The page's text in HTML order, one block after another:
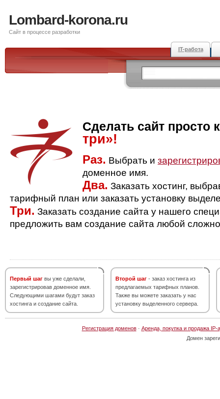
Lombard-korona.ru
Сайт в процессе разработки
IT-работа
Сделать сайт просто
три»!
Раз. Выбрать и
доменное имя.
Два. Заказать хостинг,
тарифный план или заказать установку
Три. Заказать создание сайта у нашего
предложить вам создание сайта любой
Первый шаг вы уже сделали,
зарегистрировав доменное имя.
Следующими шагами будут заказ
хостинга и создание сайта.
Второй шаг - заказ хостинга из
предлагаемых тарифных планов.
Также вы можете заказать у нас
установку выделенного сервера.
Регистрация доменов· Аренда, покупка и продажа IP-
Домен